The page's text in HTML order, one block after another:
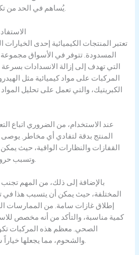
يُساهم في الحد من تكاليف الصيانة المستقبلية.
تعتبر المنتجات الكيميائية إحدى
المسدودة. تتوفر في الأسواق
التي تهدف إلى إزالة الانسدادات
المركبات على مواد كيميائية مثل
الكبريتيك، والتي تعمل على تحليل
عند الاستخدام، من الضروري اتباع
المنتج بدقة لتفادي أي مخاطر. يوصى
القفازات والنظارات الواقية، حيث
وتسبب حروقاً أو تهيجاً للجلد والعينين.
بالإضافة إلى ذلك، من المهم تجنب
المختلفة، حيث يمكن أن يتسبب هذا في
إطلاق غازات سامة. من الممارسات
كمية مناسبة، والتأكد من أنه مخصص
الصحي. معظم هذه المركبات
والشحوم، مما يجعلها خياراً شائعاً لمجابهة الانسدادات.